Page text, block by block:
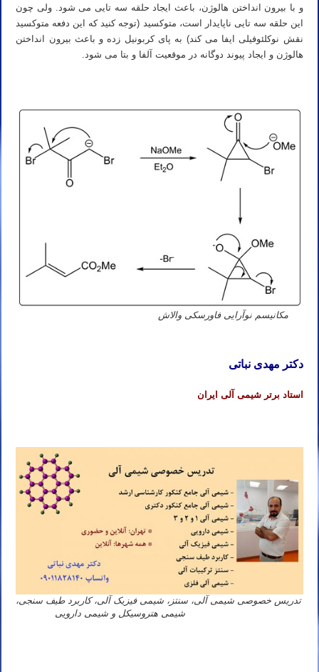
و با بیرون انداختن هالوژن، باعث ایجاد حلقه سه تایی می شود. ولی چون
این حلقه سه تایی ناپایدار است، متوکسید (توجه کنید که این دفعه متوکسید
نقش نوکلئوفیلی ایفا می کند) به پای کربونیل زده و باعث بیرون انداختن
هالوژن و ایجاد پیوند دوگانه در موقعیت آلفا و بتا می شود.
مکانیسم نوآرایی فاورسکی والاش
دکتر مهدی نباتی
استاد برتر شیمی آلی ایران
تدریس خصوصی شیمی آلی، سنتز، شیمی فیزیک آلی، کاربرد طیف سنجی،
شیمی هتروسیکل و شیمی دارویی